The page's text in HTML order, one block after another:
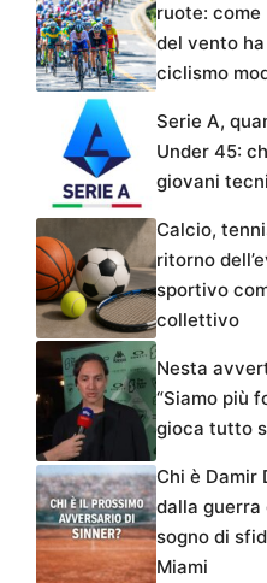
ruote: come
del vento
ciclismo
Serie A,
Under 45:
giovani
Calcio,
ritorno
sportivo
collettivo
Nesta
“Siamo più
gioca tutto
Chi è Damir
dalla guerra
sogno di
Miami